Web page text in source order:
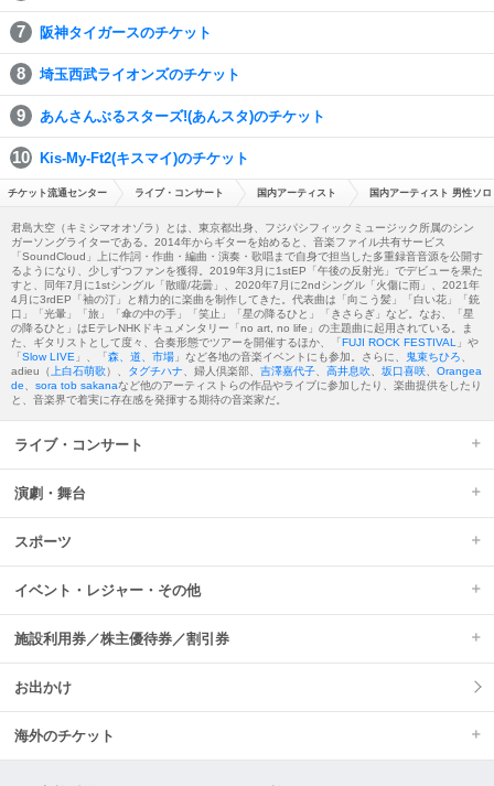
阪神タイガースのチケット
埼玉西武ライオンズのチケット
あんさんぶるスターズ!(あんスタ)のチケット
Kis-My-Ft2(キスマイ)のチケット
チケット流通センター ライブ・コンサート 国内アーティスト 国内アーティスト 男性ソロ
君島大空（キミシマオオゾラ）とは、東京都出身、フジパシフィックミュージック所属のシン
ガーソングライターである。2014年からギターを始めると、音楽ファイル共有サービス
「SoundCloud」上に作詞・作曲・編曲・演奏・歌唱まで自身で担当した多重録音音源を公開す
るようになり、少しずつファンを獲得。2019年3月に1stEP「午後の反射光」でデビューを果た
すと、同年7月に1stシングル「散瞳/花曇」、2020年7月に2ndシングル「火傷に雨」、2021年
4月に3rdEP「袖の汀」と精力的に楽曲を制作してきた。代表曲は「向こう髪」「白い花」「銃
口」「光暈」「旅」「傘の中の手」「笑止」「星の降るひと」「きさらぎ」など。なお、「星
の降るひと」はEテレNHKドキュメンタリー「no art, no life」の主題曲に起用されている。ま
た、ギタリストとして度々、合奏形態でツアーを開催するほか、「FUJI ROCK FESTIVAL
」や
「Slow LIVE 」、「森、道、市場 」など各地の音楽イベントにも参加。さらに、 鬼束ちひろ
adieu（ 上白石萌歌）、 タグチハナ 、婦人倶楽部、 吉澤嘉代子 高井息吹 坂口喜咲
Orangea
de
sora tob sakanaなど他のアーティストらの作品やライブに参加したり、楽曲提供をしたり
と、音楽界で着実に存在感を発揮する期待の音楽家だ。
ライブ・コンサート
演劇・舞台
スポーツ
イベント・レジャー・その他
施設利用券／株主優待券／割引券
お出かけ
海外のチケット